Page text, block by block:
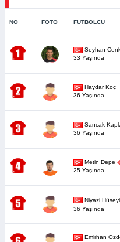
NO FOTO FUTBOLCU
Seyhan
33 Yaşında
Haydar Koç
36 Yaşında
Sancak
36 Yaşında
Metin Depe
25 Yaşında
Niyazi
36 Yaşında
Emirhan